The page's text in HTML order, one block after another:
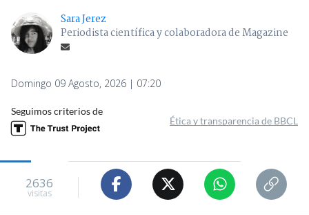
Sara Jerez
Periodista científica y colaboradora de Magazine
Domingo 09 Agosto, 2026 | 07:20
Seguimos criterios de
Ética y transparencia de BBCL
2636
visitas